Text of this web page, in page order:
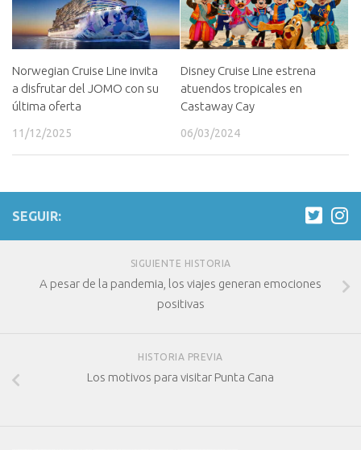
Norwegian Cruise Line invita
a disfrutar del JOMO con su
última oferta
11/12/2025
Disney Cruise Line estrena
atuendos tropicales en
Castaway Cay
06/03/2024
SEGUIR:
SIGUIENTE HISTORIA
A pesar de la pandemia, los viajes generan emociones
positivas
HISTORIA PREVIA
Los motivos para visitar Punta Cana